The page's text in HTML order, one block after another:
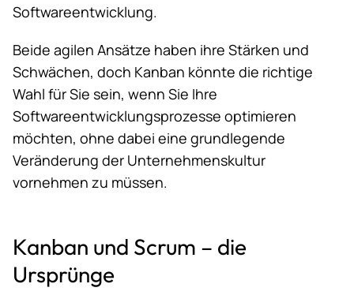
Softwareentwicklung.
Beide agilen Ansätze haben ihre Stärken und
Schwächen, doch Kanban könnte die richtige
Wahl für Sie sein, wenn Sie Ihre
Softwareentwicklungsprozesse optimieren
möchten, ohne dabei eine grundlegende
Veränderung der Unternehmenskultur
vornehmen zu müssen.
Kanban und Scrum – die
Ursprünge